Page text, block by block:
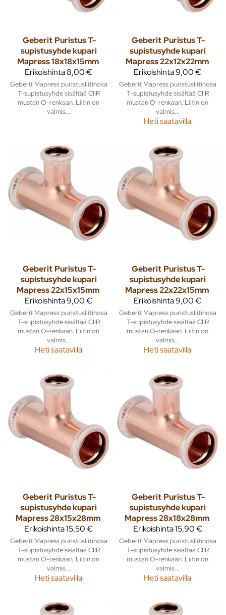
Geberit Puristus T-
supistusyhde kupari
Mapress 18x18x15mm
Erikoishinta8,00 €
Geberit Mapress puristusliitinosa
T-supistusyhde sisältää CIIR
mustan O-renkaan. Liitin on
valmis...
Geberit Puristus T-
supistusyhde kupari
Mapress 22x12x22mm
Erikoishinta9,00 €
Geberit Mapress puristusliitinosa
T-supistusyhde sisältää CIIR
mustan O-renkaan. Liitin on
valmis...
Heti saatavilla
Geberit Puristus T-
supistusyhde kupari
Mapress 22x15x15mm
Erikoishinta9,00 €
Geberit Mapress puristusliitinosa
T-supistusyhde sisältää CIIR
mustan O-renkaan. Liitin on
valmis...
Heti saatavilla
Geberit Puristus T-
supistusyhde kupari
Mapress 22x22x15mm
Erikoishinta9,00 €
Geberit Mapress puristusliitinosa
T-supistusyhde sisältää CIIR
mustan O-renkaan. Liitin on
valmis...
Heti saatavilla
Geberit Puristus T-
supistusyhde kupari
Mapress 28x15x28mm
Erikoishinta15,50 €
Geberit Mapress puristusliitinosa
T-supistusyhde sisältää CIIR
mustan O-renkaan. Liitin on
valmis...
Heti saatavilla
Geberit Puristus T-
supistusyhde kupari
Mapress 28x18x28mm
Erikoishinta15,90 €
Geberit Mapress puristusliitinosa
T-supistusyhde sisältää CIIR
mustan O-renkaan. Liitin on
valmis...
Heti saatavilla